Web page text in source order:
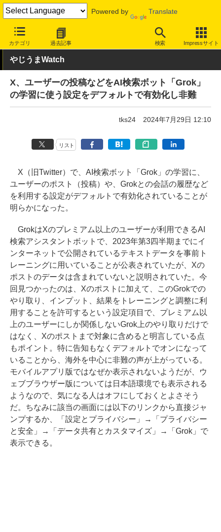
Powered by Translate
カテゴリ 過去記事 検索 Impressサイト
INTERNET Watch トピック
やじうまWatch
X、ユーザーの投稿などをAI検索ボット「Grok」
の学習に使う設定をデフォルトで有効化し非難
tks24 2024年7月29日 12:10
リスト
X（旧Twitter）で、AI検索ボット「Grok」の学習に、
ユーザーのポスト（投稿）や、Grokとの会話の履歴など
を利用する設定がデフォルトで有効化されていることが
明らかになった。
GrokはXのプレミアム以上のユーザーが利用できるAI
検索アシスタントボットで、2023年第3四半期までにイ
ンターネットで公開されているテキストデータを事前ト
レーニングに用いていることが公表されていたが、Xの
ポストのデータは含まれていないと説明されていた。今
回見つかったのは、Xのポストに加えて、このGrokでの
やり取り、インプット、結果をトレーニングと調整に利
用することを許可するという設定項目で、プレミアム以
上のユーザーにしか関係しないGrok上のやり取りだけで
はなく、Xのポストまで対象に含めると明言している点
もポイント。特に告知もなくデフォルトでオンになって
いることから、海外を中心に非難の声が上がっている。
モバイルアプリ版ではなぜか表示されないようだが、ウ
ェブブラウザー版については日本語環境でも表示される
ようなので、気になる人はオフにしておくとよさそう
だ。ちなみに該当の画面には以下のリンクから直接ジャ
ンプするか、「設定とプライバシー」→「プライバシー
と安全」→「データ共有とカスタマイズ」→「Grok」で
表示できる。